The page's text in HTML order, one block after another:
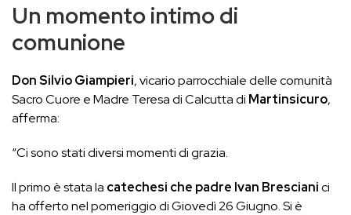
Un momento intimo di
comunione
Don Silvio Giampieri, vicario parrocchiale delle comunità
Sacro Cuore e Madre Teresa di Calcutta di Martinsicuro,
afferma:
“Ci sono stati diversi momenti di grazia.
Il primo è stata la catechesi che padre Ivan Brescianici
ha offerto nel pomeriggio di Giovedì 26 Giugno. Si è